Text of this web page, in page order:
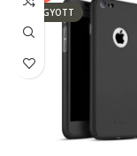
ELFOGYOTT